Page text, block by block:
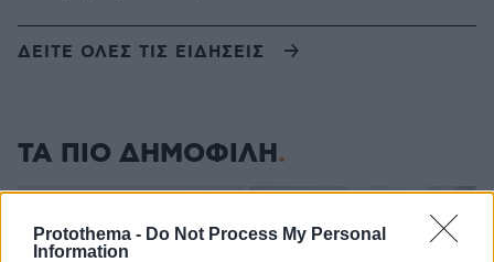
Protothema - Do Not Process My Personal
Information
ΔΕΙΤΕ ΟΛΕΣ ΤΙΣ ΕΙΔΗΣΕΙΣ
ΤΑ ΠΙΟ ΔΗΜΟΦΙΛΗ